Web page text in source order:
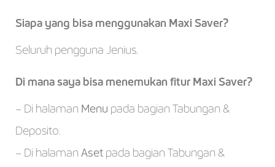
Siapa yang bisa menggunakan Maxi Saver?
Seluruh pengguna Jenius.
Di mana saya bisa menemukan fitur Maxi Saver?
– Di halaman Menu pada bagian Tabungan &
Deposito.
– Di halaman Aset pada bagian Tabungan &